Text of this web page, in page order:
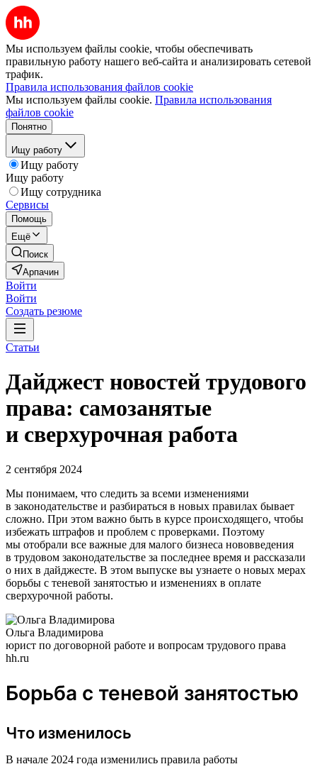
Мы используем файлы cookie, чтобы обеспечивать
правильную работу нашего веб-сайта и анализировать сетевой
трафик.
Правила использования файлов cookie
Мы используем файлы cookie. Правила использования
файлов cookie
Понятно
Ищу работу
Ищу работу
Ищу работу
Ищу сотрудника
Сервисы
Помощь
Ещё
Поиск
Арпачин
Войти
Войти
Создать резюме
Статьи
Дайджест новостей трудового
права: самозанятые
и сверхурочная работа
2 сентября 2024
Мы понимаем, что следить за всеми изменениями
в законодательстве и разбираться в новых правилах бывает
сложно. При этом важно быть в курсе происходящего, чтобы
избежать штрафов и проблем с проверками. Поэтому
мы отобрали все важные для малого бизнеса нововведения
в трудовом законодательстве за последнее время и рассказали
о них в дайджесте. В этом выпуске вы узнаете о новых мерах
борьбы с теневой занятостью и изменениях в оплате
сверхурочной работы.
Ольга Владимирова
юрист по договорной работе и вопросам трудового права
hh.ru
Борьба с теневой занятостью
Что изменилось
В начале 2024 года изменились правила работы